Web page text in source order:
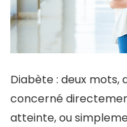
Diabète : deux mots,
concerné
atteinte, ou